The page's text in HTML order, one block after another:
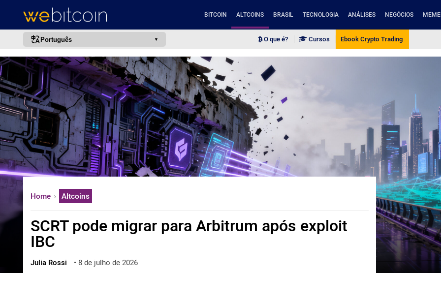
BITCOIN ALTCOINS BRASIL TECNOLOGIA ANÁLISES NEGÓCIOS
Português
português (BR)
english
español
français
italiano
deutsch
日本語
中文
한국어
العربية
ไทย
ქართული
O que é? Cursos Ebook Crypto Trading
Home Altcoins
SCRT pode migrar para Arbitrum após exploit
IBC
Julia Rossi • 8 de julho de 2026